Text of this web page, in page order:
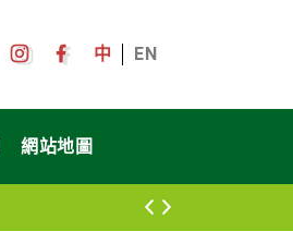
中 EN
網站地圖